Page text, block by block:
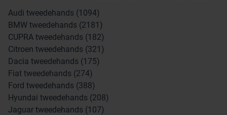
Audi tweedehands (1094)
BMW tweedehands (2181)
CUPRA tweedehands (182)
Citroen tweedehands (321)
Dacia tweedehands (175)
Fiat tweedehands (274)
Ford tweedehands (388)
Hyundai tweedehands (208)
Jaguar tweedehands (107)